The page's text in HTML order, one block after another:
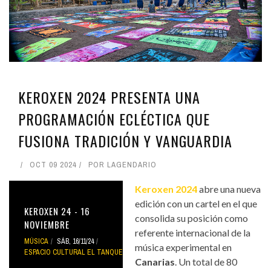
KEROXEN 2024 PRESENTA UNA
PROGRAMACIÓN ECLÉCTICA QUE
FUSIONA TRADICIÓN Y VANGUARDIA
OCT 09 2024 POR LAGENDARIO
KEROXEN 24 - 16
NOVIEMBRE
MÚSICA
SÁB, 16/11/24
ESPACIO CULTURAL EL TANQUE
Keroxen 2024abre una nueva
edición con un cartel en el que
consolida su posición como
referente internacional de la
música experimental en
Canarias. Un total de 80